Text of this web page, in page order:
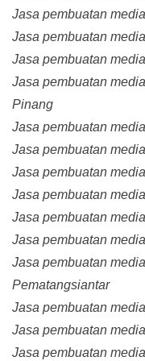
Jasa pembuatan
Jasa pembuatan
Jasa pembuatan
Jasa pembuatan
Pinang
Jasa pembuatan
Jasa pembuatan
Jasa pembuatan
Jasa pembuatan
Jasa pembuatan
Jasa pembuatan
Jasa pembuatan
Pematangsiantar
Jasa pembuatan
Jasa pembuatan
Jasa pembuatan